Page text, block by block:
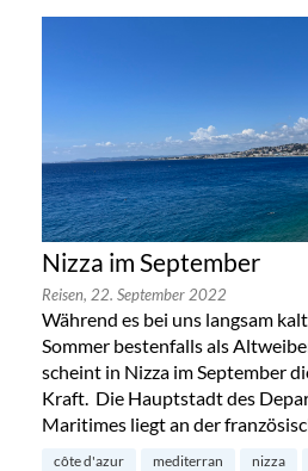
Nizza im September
Reisen, 22. September 2022
Während es bei uns langsam
Sommer bestenfalls als
scheint in Nizza im September
Kraft. Die Hauptstadt des
Maritimes liegt an der
côte d'azur mediterran nizza